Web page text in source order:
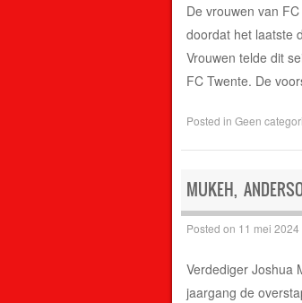
De vrouwen van
doordat het laatste
Vrouwen telde dit
FC Twente. De
Posted in Geen
MUKEH,
Posted on 11 mei 2024
Verdediger Joshua
jaargang de